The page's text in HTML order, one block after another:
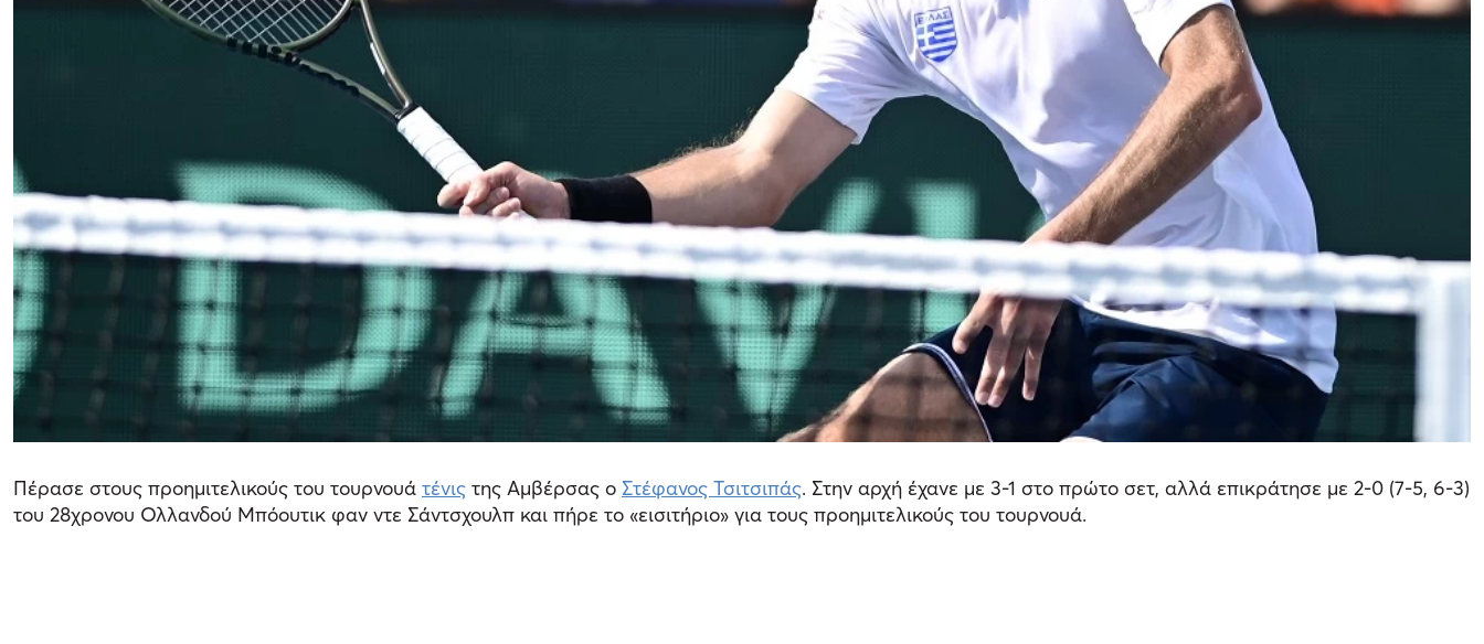
Πέρασε στους προημιτελικούς του τουρνουά τένις της Αμβέρσας ο Στέφανος Τσιτσιπάς. Στην αρχή έχανε με 3-1 στο πρώτο σετ, αλλά επικράτησε με 2-0 (7-5, 6-3)
του 28χρονου Ολλανδού Μπόουτικ φαν ντε Σάντσχουλπ και πήρε το «εισιτήριο» για τους προημιτελικούς του τουρνουά.